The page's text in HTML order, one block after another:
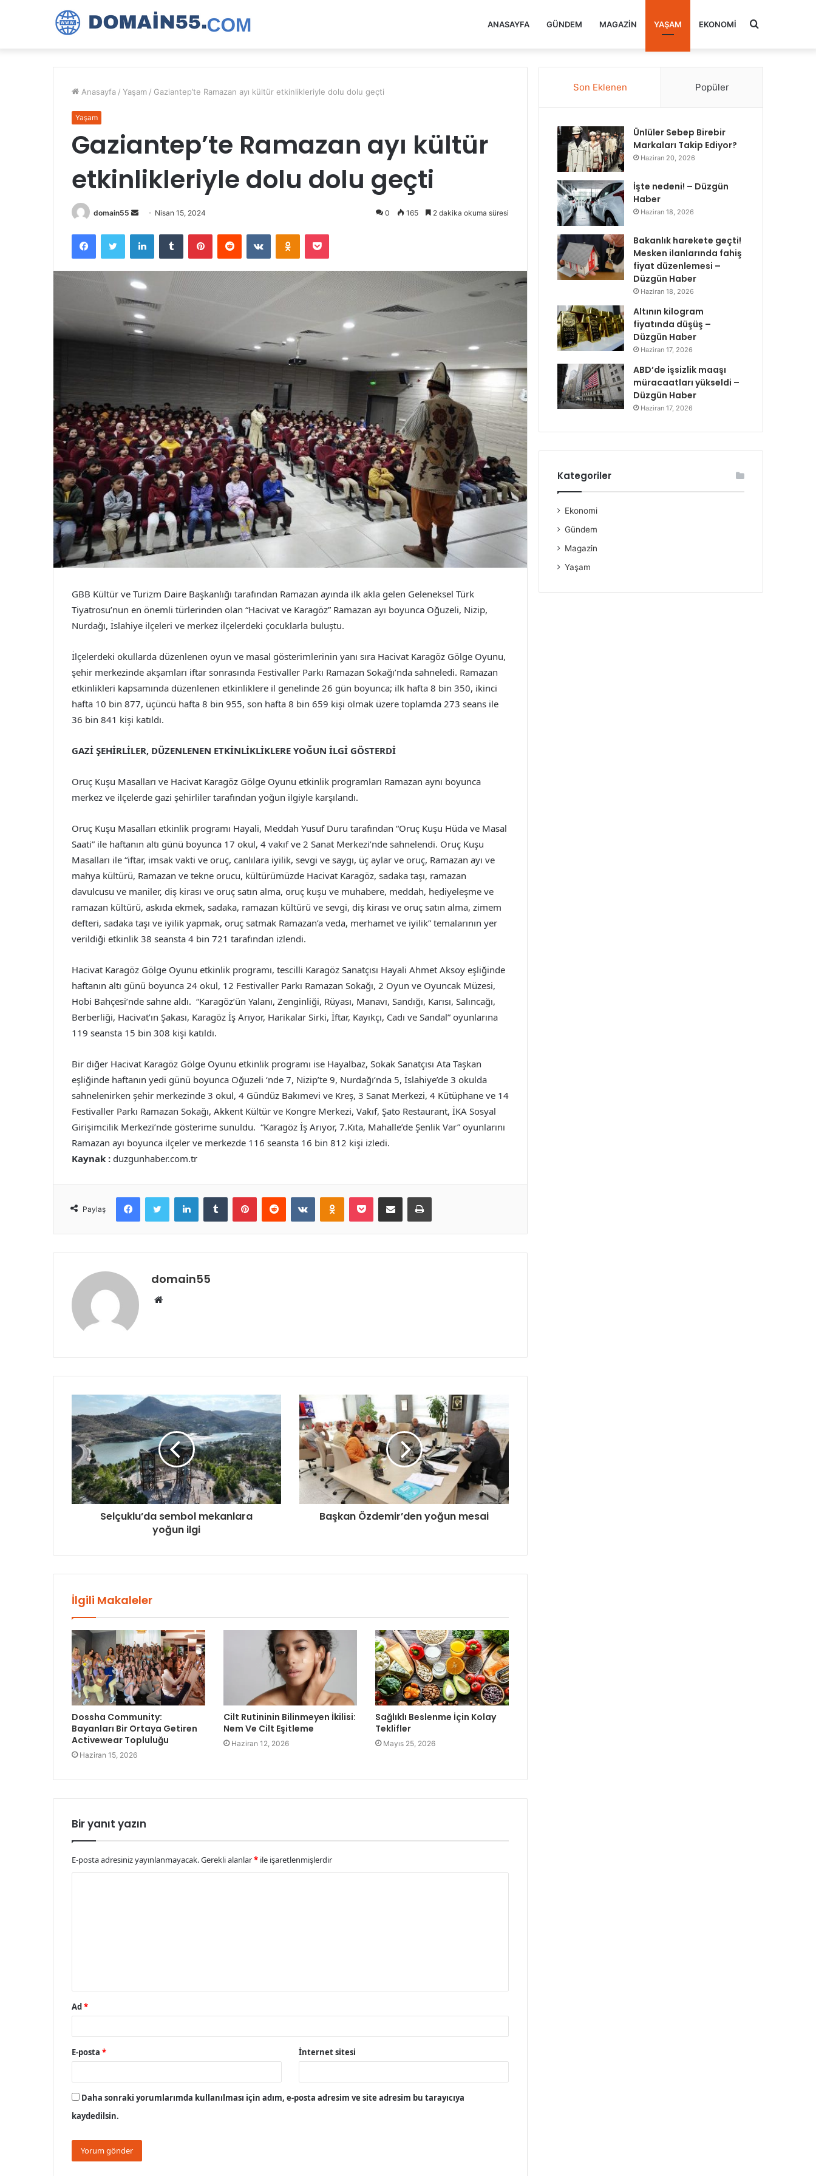
ANASAYFA GÜNDEM MAGAZIN YAŞAM EKONOMI Arama
Anasayfa / Yaşam / Gaziantep’te Ramazan ayı kültür etkinlikleriyle dolu dolu geçti
Yaşam
Gaziantep’te Ramazan ayı kültür
etkinlikleriyle dolu dolu geçti
domain55
Bir
posta
göndermek
Nisan 15, 2024 0 165 2 dakika okuma süresi
FacebookTwitter LinkedInTumblr PinterestReddit VKontakteOdnoklassniki
Pocket
GBB Kültür ve Turizm Daire Başkanlığı tarafından Ramazan ayında ilk akla gelen Geleneksel Türk
Tiyatrosu’nun en önemli türlerinden olan “Hacivat ve Karagöz” Ramazan ayı boyunca Oğuzeli, Nizip,
Nurdağı, İslahiye ilçeleri ve merkez ilçelerdeki çocuklarla buluştu.
İlçelerdeki okullarda düzenlenen oyun ve masal gösterimlerinin yanı sıra Hacivat Karagöz Gölge Oyunu,
şehir merkezinde akşamları iftar sonrasında Festivaller Parkı Ramazan Sokağı’nda sahneledi. Ramazan
etkinlikleri kapsamında düzenlenen etkinliklere il genelinde 26 gün boyunca; ilk hafta 8 bin 350, ikinci
hafta 10 bin 877, üçüncü hafta 8 bin 955, son hafta 8 bin 659 kişi olmak üzere toplamda 273 seans ile
36 bin 841 kişi katıldı.
GAZİ ŞEHİRLİLER, DÜZENLENEN ETKİNLİKLİKLERE YOĞUN İLGİ GÖSTERDİ
Oruç Kuşu Masalları ve Hacivat Karagöz Gölge Oyunu etkinlik programları Ramazan aynı boyunca
merkez ve ilçelerde gazi şehirliler tarafından yoğun ilgiyle karşılandı.
Oruç Kuşu Masalları etkinlik programı Hayali, Meddah Yusuf Duru tarafından “Oruç Kuşu Hüda ve Masal
Saati” ile haftanın altı günü boyunca 17 okul, 4 vakıf ve 2 Sanat Merkezi’nde sahnelendi. Oruç Kuşu
Masalları ile “iftar, imsak vakti ve oruç, canlılara iyilik, sevgi ve saygı, üç aylar ve oruç, Ramazan ayı ve
mahya kültürü, Ramazan ve tekne orucu, kültürümüzde Hacivat Karagöz, sadaka taşı, ramazan
davulcusu ve maniler, diş kirası ve oruç satın alma, oruç kuşu ve muhabere, meddah, hediyeleşme ve
ramazan kültürü, askıda ekmek, sadaka, ramazan kültürü ve sevgi, diş kirası ve oruç satın alma, zimem
defteri, sadaka taşı ve iyilik yapmak, oruç satmak Ramazan’a veda, merhamet ve iyilik” temalarının yer
verildiği etkinlik 38 seansta 4 bin 721 tarafından izlendi.
Hacivat Karagöz Gölge Oyunu etkinlik programı, tescilli Karagöz Sanatçısı Hayali Ahmet Aksoy eşliğinde
haftanın altı günü boyunca 24 okul, 12 Festivaller Parkı Ramazan Sokağı, 2 Oyun ve Oyuncak Müzesi,
Hobi Bahçesi’nde sahne aldı. “Karagöz’ün Yalanı, Zenginliği, Rüyası, Manavı, Sandığı, Karısı, Salıncağı,
Berberliği, Hacivat’ın Şakası, Karagöz İş Arıyor, Harikalar Sirki, İftar, Kayıkçı, Cadı ve Sandal” oyunlarına
119 seansta 15 bin 308 kişi katıldı.
Bir diğer Hacivat Karagöz Gölge Oyunu etkinlik programı ise Hayalbaz, Sokak Sanatçısı Ata Taşkan
eşliğinde haftanın yedi günü boyunca Oğuzeli ‘nde 7, Nizip’te 9, Nurdağı’nda 5, İslahiye’de 3 okulda
sahnelenirken şehir merkezinde 3 okul, 4 Gündüz Bakımevi ve Kreş, 3 Sanat Merkezi, 4 Kütüphane ve 14
Festivaller Parkı Ramazan Sokağı, Akkent Kültür ve Kongre Merkezi, Vakıf, Şato Restaurant, İKA Sosyal
Girişimcilik Merkezi’nde gösterime sunuldu. “Karagöz İş Arıyor, 7.Kıta, Mahalle’de Şenlik Var” oyunlarını
Ramazan ayı boyunca ilçeler ve merkezde 116 seansta 16 bin 812 kişi izledi.
Kaynak : duzgunhaber.com.tr
Paylaş
FacebookTwitter LinkedInTumblr PinterestReddit VKontakteOdnoklassniki
Pocket E-Posta ile paylaş Yazdır
domain55
Web
Selçuklu’da sembol mekanlara
yoğun ilgi
Başkan Özdemir’den yoğun mesai
İlgili Makaleler
Dossha Community:
Bayanları Bir Ortaya Getiren
Activewear Topluluğu
Haziran 15, 2026
Cilt Rutininin Bilinmeyen İkilisi:
Nem Ve Cilt Eşitleme
Haziran 12, 2026
Sağlıklı Beslenme İçin Kolay
Teklifler
Mayıs 25, 2026
Bir yanıt yazın
E-posta adresiniz yayınlanmayacak.Gerekli alanlar* ile işaretlenmişlerdir
Ad*
E-posta * İnternet sitesi
Daha sonraki yorumlarımda kullanılması için adım, e-posta adresim ve site adresim bu tarayıcıya
kaydedilsin.
Son Eklenen Popüler
Ünlüler Sebep Birebir
Markaları Takip Ediyor?
Haziran 20, 2026
İşte nedeni! – Düzgün
Haber
Haziran 18, 2026
Bakanlık harekete geçti!
Mesken ilanlarında fahiş
fiyat düzenlemesi –
Düzgün Haber
Haziran 18, 2026
Altının kilogram
fiyatında düşüş –
Düzgün Haber
Haziran 17, 2026
ABD’de işsizlik maaşı
müracaatları yükseldi –
Düzgün Haber
Haziran 17, 2026
Kategoriler
Ekonomi
Gündem
Magazin
Yaşam